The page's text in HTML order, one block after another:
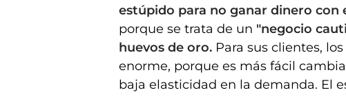
estúpido para no ganar dinero
porque se trata de un "negocio
huevos de oro. Para sus clientes,
enorme, porque es más fácil
baja elasticidad en la demanda. El